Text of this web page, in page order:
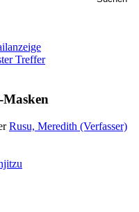
Treffer
Rusu, Meredith (Verfasser)